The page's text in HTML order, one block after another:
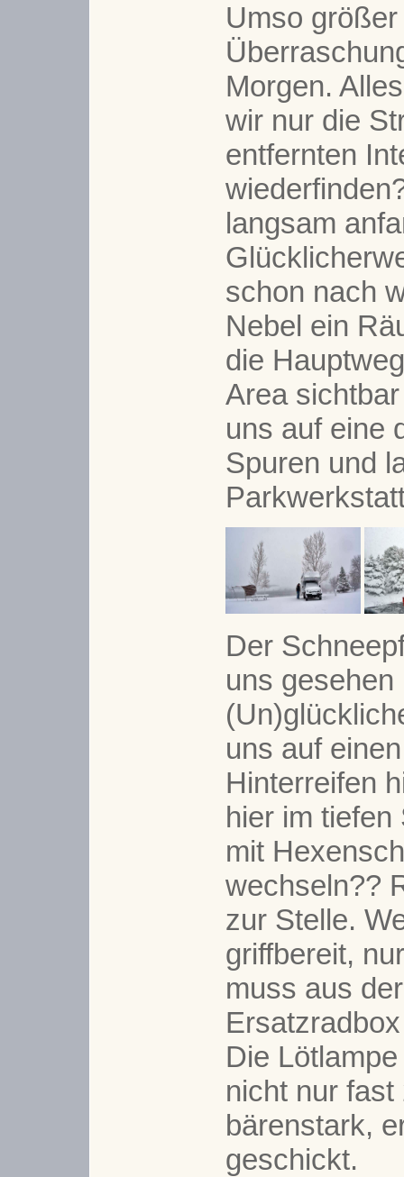
Umso
Morgen.
wir nur die
entfernten
langsam
schon nach
Nebel ein
die
Area
uns auf eine
Spuren und
Der
uns
uns auf
Hinterreifen
hier im tiefen
mit
wechseln??
zur Stelle.
griffbereit,
muss aus
Die
nicht nur
bärenstark,
geschickt.